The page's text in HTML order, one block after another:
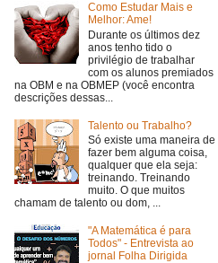
Como Estudar Mais e
Melhor: Ame!
Durante os últimos dez
anos tenho tido o
privilégio de trabalhar
com os alunos premiados
na OBM e na OBMEP (você encontra
descrições dessas...
Talento ou Trabalho?
Só existe uma maneira de
fazer bem alguma coisa,
qualquer que ela seja:
treinando. Treinando
muito. O que muitos
chamam de talento ou dom, ...
"A Matemática é para
Todos" - Entrevista ao
jornal Folha Dirigida